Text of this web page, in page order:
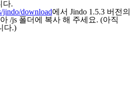
다.
jindo/download에서 Jindo 1.5.3 버전의
/js 폴더에 복사 해 주세요. (아직
다.)